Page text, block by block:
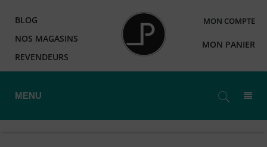
BLOG
NOS MAGASINS
REVENDEURS
MON COMPTE
MON PANIER
MENU